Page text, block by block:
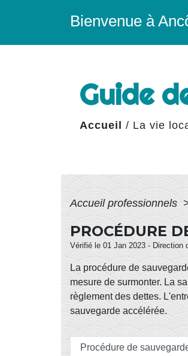
Bienvenue à
Guide
Accueil / La vie
Accueil professionnels
PROCÉDURE
Vérifié le 01 Jan 2023 - Direction
La procédure de
mesure de surmonter. La
règlement des dettes.
sauvegarde accélérée.
Procédure de